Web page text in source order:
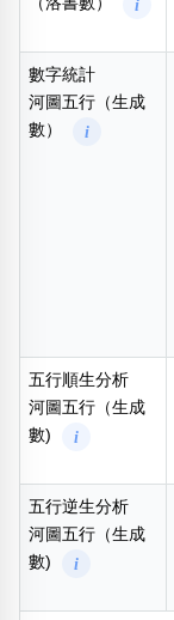
i
數字統計
河圖五行（生成
數）
i
五行順生分析
河圖五行（生成
數)
i
五行逆生分析
河圖五行（生成
數)
i